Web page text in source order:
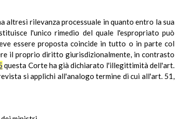
altresì rilevanza processuale in quanto entro la sua
l'unico rimedio del quale l'espropriato può
essere proposta coincide in tutto o in parte col
il proprio diritto giurisdizionalmente, in contrasto
questa Corte ha già dichiarato l'illegittimità dell'art.
si applichi all'analogo termine di cui all'art. 51,